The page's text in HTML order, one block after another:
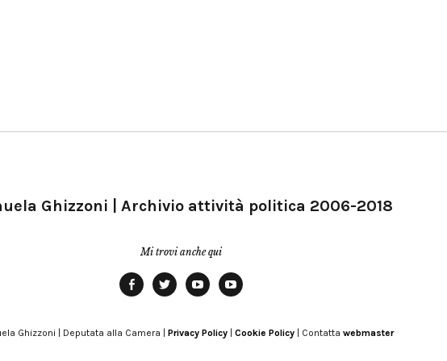
Ghizzoni | Archivio attività politica 2006-2018
Mi trovi anche qui
Modena
Ghizzoni | Deputata alla Camera | Privacy Policy Cookie Policy | Contatta webmaster